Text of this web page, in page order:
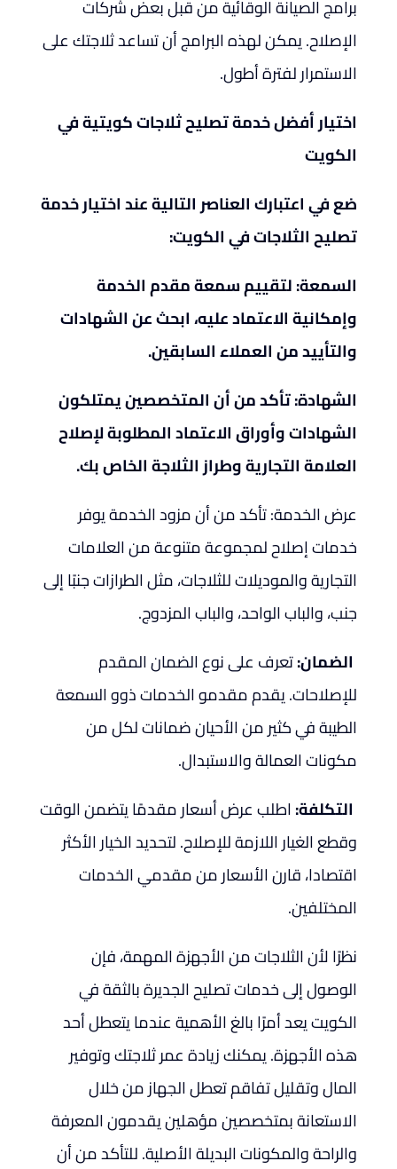
برامج الصيانة الوقائية من قبل بعض شركات
الإصلاح. يمكن لهذه البرامج أن تساعد ثلاجتك على
الاستمرار لفترة أطول.
اختيار أفضل خدمة تصليح ثلاجات كويتية في
الكويت
ضع في اعتبارك العناصر التالية عند اختيار خدمة
تصليح الثلاجات في الكويت:
السمعة: لتقييم سمعة مقدم الخدمة
وإمكانية الاعتماد عليه، ابحث عن الشهادات
والتأييد من العملاء السابقين.
الشهادة: تأكد من أن المتخصصين يمتلكون
الشهادات وأوراق الاعتماد المطلوبة لإصلاح
العلامة التجارية وطراز الثلاجة الخاص بك.
عرض الخدمة: تأكد من أن مزود الخدمة يوفر
خدمات إصلاح لمجموعة متنوعة من العلامات
التجارية والموديلات للثلاجات، مثل الطرازات جنبًا إلى
جنب، والباب الواحد، والباب المزدوج.
الضمان:تعرف على نوع الضمان المقدم
للإصلاحات. يقدم مقدمو الخدمات ذوو السمعة
الطيبة في كثير من الأحيان ضمانات لكل من
مكونات العمالة والاستبدال.
التكلفة:اطلب عرض أسعار مقدمًا يتضمن الوقت
وقطع الغيار اللازمة للإصلاح. لتحديد الخيار الأكثر
اقتصادا، قارن الأسعار من مقدمي الخدمات
المختلفين.
نظرًا لأن الثلاجات من الأجهزة المهمة، فإن
الوصول إلى خدمات تصليح الجديرة بالثقة في
الكويت يعد أمرًا بالغ الأهمية عندما يتعطل أحد
هذه الأجهزة. يمكنك زيادة عمر ثلاجتك وتوفير
المال وتقليل تفاقم تعطل الجهاز من خلال
الاستعانة بمتخصصين مؤهلين يقدمون المعرفة
والراحة والمكونات البديلة الأصلية. للتأكد من أن